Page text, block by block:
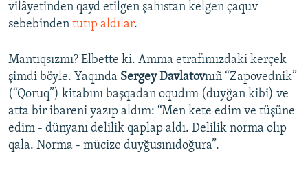
vilâyetinden qayd etilgen şahıstan kelgen çaquv
sebebinden tutıp aldılar.
Mantıqsızmı? Elbette ki. Amma etrafımızdaki kerçek
şimdi böyle. Yaqında Sergey Davlatovnıñ “Zapovednik”
(“Qoruq”) kitabını başqadan oqudım (duyğan kibi) ve
atta bir ibareni yazıp aldım: “Men kete edim ve tüşüne
edim - dünyanı delilik qaplap aldı. Delilik norma olıp
qala. Norma - mücize duyğusınıdoğura”.